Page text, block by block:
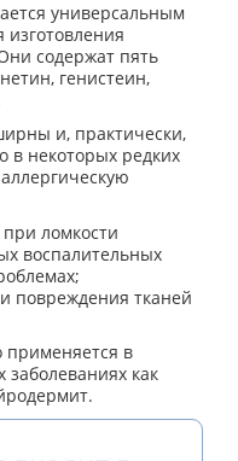
универсальным
содержат пять
генистеин,
и, практически,
в некоторых редких
ломкости
воспалительных
повреждения тканей
применяется в
как